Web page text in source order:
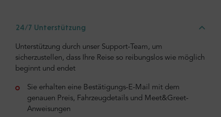
24/7 Unterstützung
Unterstützung durch unser Support-Team, um
sicherzustellen, dass Ihre Reise so reibungslos wie möglich
beginnt und endet
Sie erhalten eine Bestätigungs-E-Mail mit dem
genauen Preis, Fahrzeugdetails und Meet&Greet-
Anweisungen